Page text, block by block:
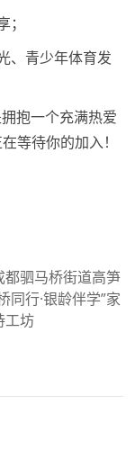
；
、青少年体育发
抱一个充满热爱
等待你的加入！
都驷马桥街道高笋
同行·银龄伴学”家
工坊